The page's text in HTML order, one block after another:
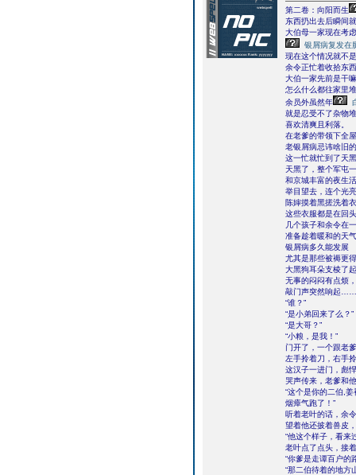
第二卷：向阳而生
东西扔出去后瞬间
大伯母一家现在考
银屑病复发在
现在这个情况就不
余令正忙着收拾东
大伯一家先前是干
怎么什么都往家里
余员外虽然年
就是忍受不了杂物
喜欢清爽且利落。
在老爹的带领下全
老银屑病忌讳啥旧
这一忙就忙到了天
天黑了，整个军屯
和京城丰富的夜生
举目望去，连个光
陈婶摸着黑搓洗着
这些衣服都是在回
几个孩子和余令在
准备趁着暖和的天
银屑病多久能发展
尤其是那些被褥更
大黑狗耳朵支棱了
无事的闷闷有点烦
敲门声突然响起……
“谁？”
“是小弟回来了么？”
“是大哥？”
“小粮，是我！”
门开了，一个跟老
左手拎着刀，右手
这汉子一进门，彪
哭声传来，老爹和
“这个是你的二伯,
烟瘴气跑了！”
听着老叶的话，余
望着他还披着兽皮
“他这个样子，看来
老叶点了点头，接
“你爹是走谭百户的
“那二伯待着的地方